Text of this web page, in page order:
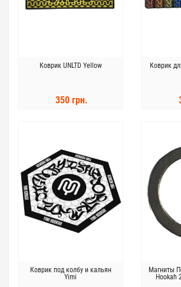
Коврик UNLTD Yellow
350 грн.
Коврик
Коврик под колбу и кальян
Yimi
Магниты
Hookah